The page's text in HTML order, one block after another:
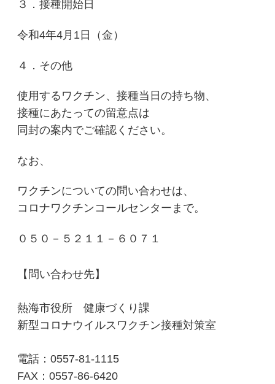
３．接種開始日
令和4年4月1日（金）
４．その他
使用するワクチン、接種当日の持ち物、
接種にあたっての留意点は
同封の案内でご確認ください。
なお、
ワクチンについての問い合わせは、
コロナワクチンコールセンターまで。
０５０－５２１１－６０７１
【問い合わせ先】
熱海市役所 健康づくり課
新型コロナウイルスワクチン接種対策室
電話：0557-81-1115
FAX：0557-86-6420